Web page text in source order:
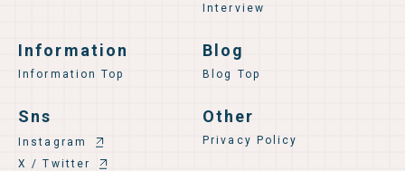
Interview
Information
Information Top
Blog
Blog Top
Sns
Instagram
X / Twitter
Other
Privacy Policy